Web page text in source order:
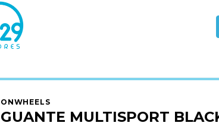
ONWHEELS
GUANTE MULTISPORT